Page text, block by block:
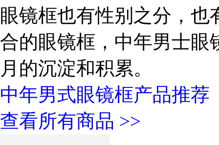
眼镜框也有性别之分，
合的眼镜框，中年男士眼
月的沉淀和积累。
中年男式眼镜框产品推荐
查看所有商品 >>